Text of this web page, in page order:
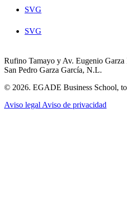
SVG
SVG
Rufino Tamayo y Av. Eugenio
San Pedro Garza García, N.L.
© 2026. EGADE Business School,
Aviso legal Aviso de privacidad